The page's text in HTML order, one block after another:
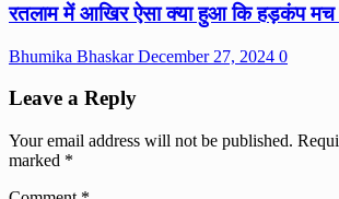
रतलाम में आखिर ऐसा क्या हुआ कि हड़कंप
Bhumika BhaskarDecember 27, 2024 0
Leave a Reply
Your email address will not be published.
marked *